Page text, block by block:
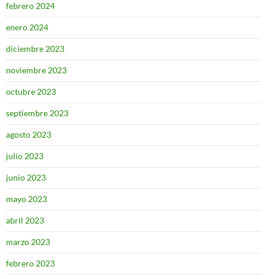
febrero 2024
enero 2024
diciembre 2023
noviembre 2023
octubre 2023
septiembre 2023
agosto 2023
julio 2023
junio 2023
mayo 2023
abril 2023
marzo 2023
febrero 2023